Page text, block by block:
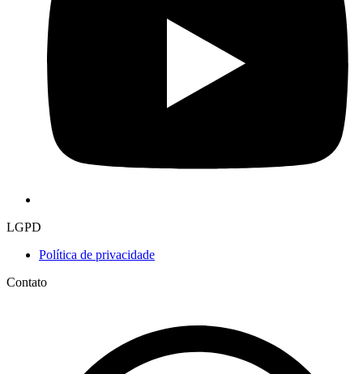
LGPD
Política de privacidade
Contato